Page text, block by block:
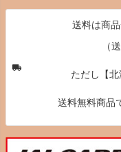
送料は商
（
ただし【北
送料無料商品